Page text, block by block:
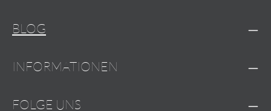
BLOG
INFORMATIONEN
FOLGE UNS